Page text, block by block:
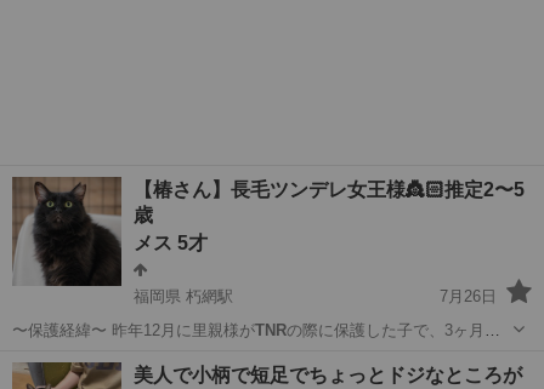
【椿さん】長毛ツンデレ女王様👸🏻推定2〜5
歳
メス 5才
福岡県 朽網駅
7月26日
〜保護経緯〜 昨年12月に里親様がTNRの際に保護した子で、3ヶ月経
福岡 北九州市 朽網駅 猫
美人で小柄で短足でちょっとドジなところが